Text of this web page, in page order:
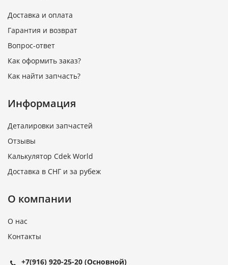
Доставка и оплата
Гарантия и возврат
Вопрос-ответ
Как оформить заказ?
Как найти запчасть?
Информация
Деталировки запчастей
Отзывы
Калькулятор Cdek World
Доставка в СНГ и за рубеж
О компании
О нас
Контакты
+7(916) 920-25-20 (Основной)